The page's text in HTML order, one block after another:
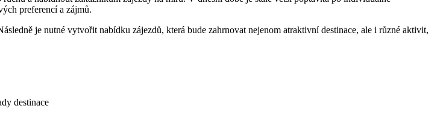
preferencí a zájmů.
je nutné vytvořit nabídku zájezdů, která bude zahrnovat nejenom atraktivní destinace, ale i různé aktivit,
destinace